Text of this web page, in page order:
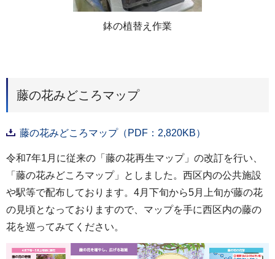
鉢の植替え作業
藤の花みどころマップ
藤の花みどころマップ（PDF：2,820KB）
令和7年1月に従来の「藤の花再生マップ」の改訂を行い、
「藤の花みどころマップ」としました。西区内の公共施設
や駅等で配布しております。4月下旬から5月上旬が藤の花
の見頃となっておりますので、マップを手に西区内の藤の
花を巡ってみてください。